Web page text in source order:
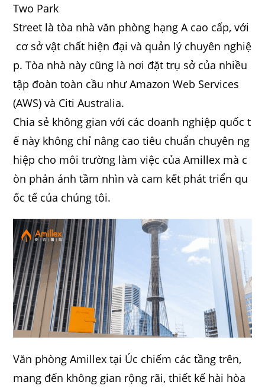
Two Park
Street là tòa nhà văn phòng hạng A cao cấp, với
cơ sở vật chất hiện đại và quản lý chuyên nghiệ
p. Tòa nhà này cũng là nơi đặt trụ sở của nhiều
tập đoàn toàn cầu như Amazon Web Services
(AWS) và Citi Australia.
Chia sẻ không gian với các doanh nghiệp quốc t
ế này không chỉ nâng cao tiêu chuẩn chuyên ng
hiệp cho môi trường làm việc của Amillex mà c
òn phản ánh tầm nhìn và cam kết phát triển qu
ốc tế của chúng tôi.
Văn phòng Amillex tại Úc chiếm các tầng trên,
mang đến không gian rộng rãi, thiết kế hài hòa